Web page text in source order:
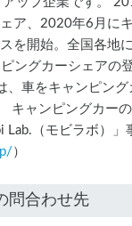
ア、2020年6月に
を開始。全国各地
ングカーシェアの
、車をキャンピング
キャンピングカー
Lab.（モビラボ）」
）
問合わせ先